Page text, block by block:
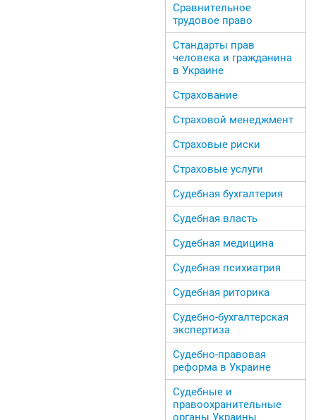
Сравнительное
трудовое право
Стандарты прав
человека и гражданина
в Украине
Страхование
Страховой менеджмент
Страховые риски
Страховые услуги
Судебная бухгалтерия
Судебная власть
Судебная медицина
Судебная психиатрия
Судебная риторика
Судебно-бухгалтерская
экспертиза
Судебно-правовая
реформа в Украине
Судебные и
правоохранительные
органы Украины